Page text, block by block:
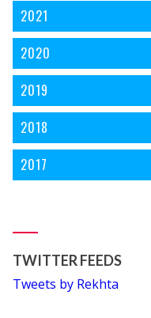
2021
2020
2019
2018
2017
TWITTER FEEDS
Tweets by Rekhta